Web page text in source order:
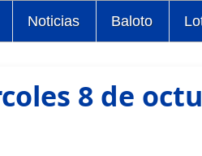
Noticias Baloto
8 de